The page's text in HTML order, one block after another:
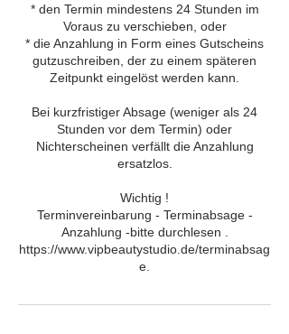
* den Termin mindestens 24 Stunden im
Voraus zu verschieben, oder
* die Anzahlung in Form eines Gutscheins
gutzuschreiben, der zu einem späteren
Zeitpunkt eingelöst werden kann.
Bei kurzfristiger Absage (weniger als 24
Stunden vor dem Termin) oder
Nichterscheinen verfällt die Anzahlung
ersatzlos.
Wichtig ​!
Terminvereinbarung - Terminabsage -
Anzahlung -bitte durchlesen .
https://www.vipbeautystudio.de/terminabsag
e.